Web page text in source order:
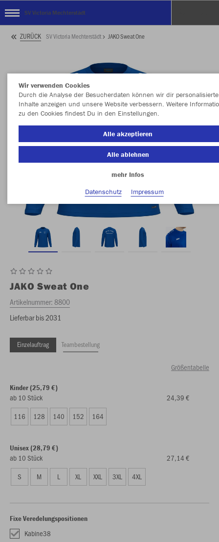
SV Victoria Mechterstädt
ZURÜCK SV Victoria Mechterstädt JAKO Sweat One
JAKO Sweat One
Artikelnummer:8800
Lieferbar bis 2031
Einzelauftrag Teambestellung
Größentabelle
Kinder (25,79 €)
ab 10 Stück
24,39 €
116
128 140 152 164
Unisex (28,79 €)
ab 10 Stück
27,14 €
S
M L XL XXL 3XL 4XL
Fixe Veredelungspositionen
Kabine38
Wir verwenden Cookies
Durch die Analyse der Besucherdaten können wir dir personalisierte
Inhalte anzeigen und unsere Website verbessern. Weitere
zu den Cookies findest Du in den Einstellungen.
Alle akzeptieren
Alle ablehnen
mehr Infos
Datenschutz
Impressum